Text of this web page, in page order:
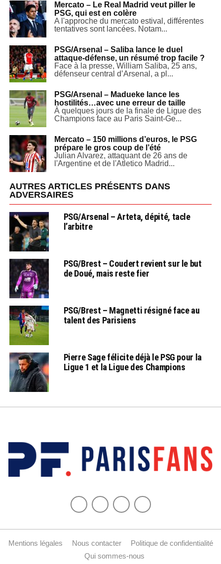
Mercato – Le Real Madrid veut piller le
PSG, qui est en colère
A l'approche du mercato estival, différentes
tentatives sont lancées. Notam...
PSG/Arsenal – Saliba lance le duel
attaque-défense, un résumé trop facile ?
Face à la presse, William Saliba, 25 ans,
défenseur central d’Arsenal, a pl...
PSG/Arsenal – Madueke lance les
hostilités…avec une erreur de taille
À quelques jours de la finale de Ligue des
Champions face au Paris Saint-Ge...
Mercato – 150 millions d’euros, le PSG
prépare le gros coup de l’été
Julian Alvarez, attaquant de 26 ans de
l'Argentine et de l'Atletico Madrid...
AUTRES ARTICLES PRÉSENTS DANS
ADVERSAIRES
PSG/Arsenal – Arteta, dépité, tacle
l’arbitre
PSG/Brest – Coudert revient sur le but
de Doué, mais reste fier
PSG/Brest – Magnetti résigné face au
talent des Parisiens
Pierre Sage félicite déjà le PSG pour la
Ligue 1 et la Ligue des Champions
Mentions légales Nous contacter
Politique de confidentialité
Qui sommes-nous